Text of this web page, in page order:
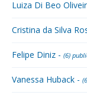
Luiza Di Beo
Cristina da Silva
Felipe Diniz - (6)
Vanessa Huback -